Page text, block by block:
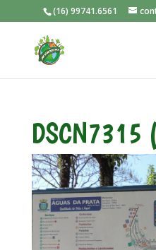
(16) 99741.6561
DSCN7315